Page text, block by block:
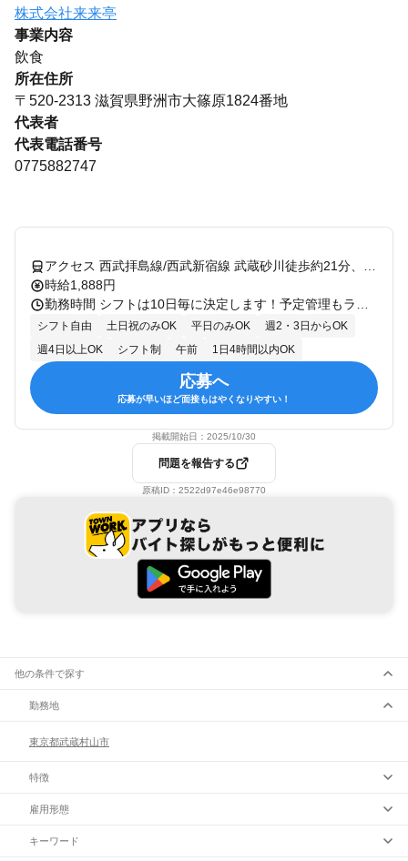
株式会社来来亭
事業内容
飲食
所在住所
〒520-2313 滋賀県野洲市大篠原1824番地
代表者
代表電話番号
0775882747
時給1,888円
シフト自由 土日祝のみOK 平日のみOK
週2・3日からOK
週4日以上OK
シフト制 午前 1日4時間以内OK
応募へ
応募が早いほど面接もはやくなりやすい！
掲載開始日： 2025/10/30
問題を報告する
原稿ID： 2522d97e46e98770
他の条件で探す
勤務地
東京都武蔵村山市
特徴
雇用形態
キーワード